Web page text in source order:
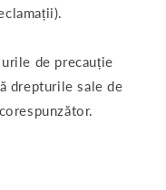
de precauție
drepturile sale de